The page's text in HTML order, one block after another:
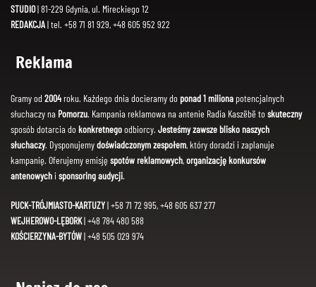
STUDIO| 81-229 Gdynia, ul. Mireckiego 12
REDAKCJA| tel. +58 71 81 929, +48 605 952 922
Reklama
Gramy od 2004roku. Każdego dnia docieramy do ponad 1 miliona potencjalnych
słuchaczy na Pomorzu. Kampania reklamowa na antenie Radia Kaszëbë toskuteczny
sposób dotarcia dokonkretnegoodbiorcy. Jesteśmy zawsze blisko naszych
słuchaczy. Dysponujemydoświadczonym zespołem, który doradzi i zaplanuje
kampanię. Oferujemy emisję spotów reklamowych,organizację konkursów
antenowychi sponsoring audycji.
PUCK-TRÓJMIASTO-KARTUZY| +58 71 72 995, +48 605 637 277
WEJHEROWO-LĘBORK| +48 784 480 588
KOŚCIERZYNA-BYTÓW| +48 505 029 974